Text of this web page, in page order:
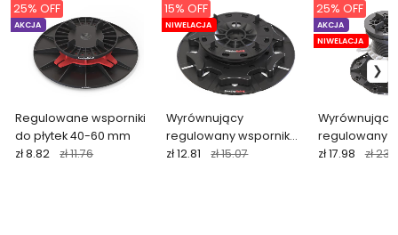
Regulowane wsporniki
do płytek 40-60 mm
AKCJA
25% OFF
zł 8.82 zł 11.76
Wyrównujący
regulowany wspornik
do płytek 24-41 mm
NIWELACJA
15% OFF
zł 12.81 zł 15.07
Wyrównujący
regulowany
do płytek 85-
AKCJA
NIWELACJA
25% OFF
zł 17.98 zł